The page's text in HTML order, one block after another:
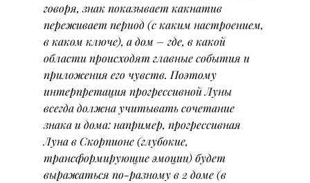
говоря, знак показывает какнатив
переживает период (с каким настроением,
в каком ключе), а дом – где, в какой
области происходят главные события и
приложения его чувств. Поэтому
интерпретация прогрессивной Луны
всегда должна учитывать сочетание
знака и дома: например, прогрессивная
Луна в Скорпионе (глубокие,
трансформирующие эмоции) будет
выражаться по-разному в 2 доме (в